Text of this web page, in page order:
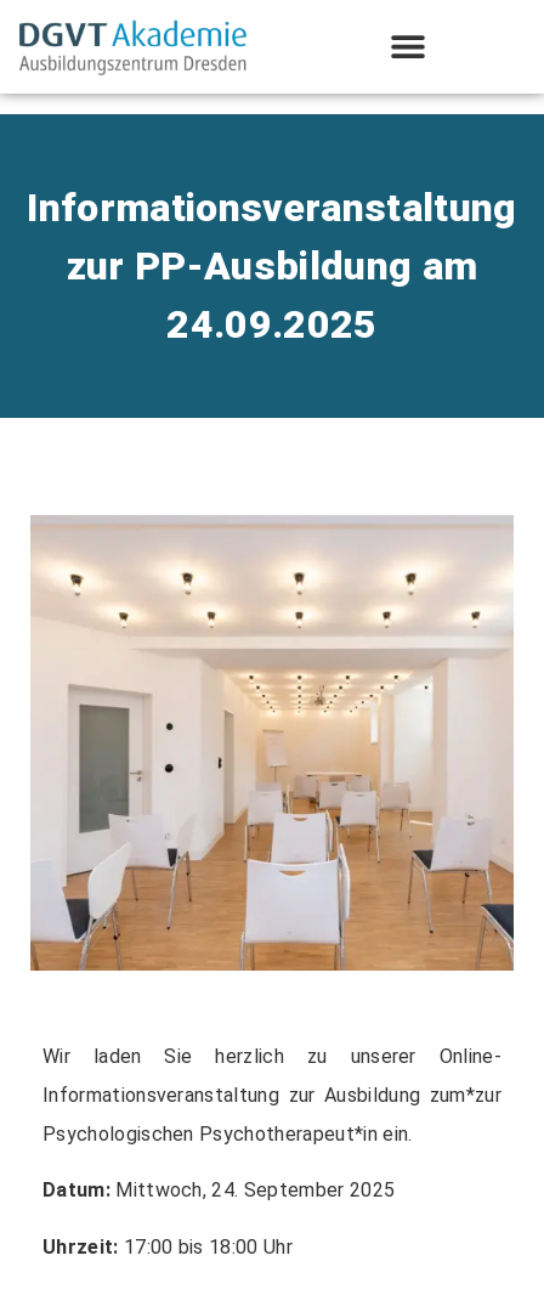
Informationsveranstaltung
zur PP-Ausbildung am
24.09.2025
Wir laden Sie herzlich zu unserer Online-
Informationsveranstaltung zur Ausbildung zum*zur
Psychologischen Psychotherapeut*in ein.
Datum:Mittwoch, 24. September 2025
Uhrzeit: 17:00 bis 18:00 Uhr